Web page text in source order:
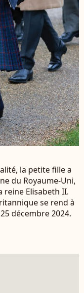
la petite fille a
du Royaume-Uni,
reine Elisabeth II.
se rend à
décembre 2024.